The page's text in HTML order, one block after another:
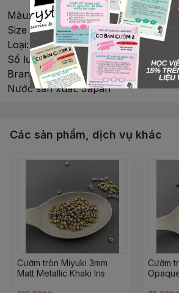
Màu: Metallic Iiris Gunmetal
Size : 8/0 (3mm)
Loại: Tròn
Số lượng/ống: 10gr/Ống (~390 viên )
Brand: Miyuki
Nước sản xuất: Japan
Các sản phẩm, dịch vụ khác
Cườm tròn Miyuki 3mm
Matt Metallic Khaki Iris
Cườm